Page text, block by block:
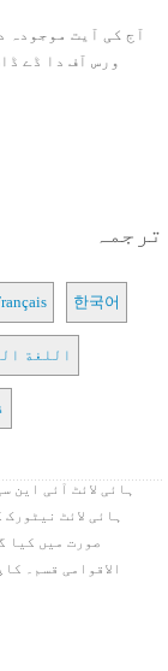
ترجمہ
한국어
اللغة
ہائی لائٹ
صورت میں کیا